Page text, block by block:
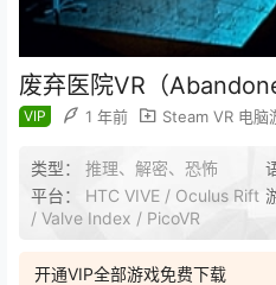
废弃医院VR（
VIP 1 年前 Steam VR 电脑
类型： 推理、解密、恐怖
平台： HTC VIVE / Oculus Rift
/ Valve Index / PicoVR
开通VIP全部游戏免费下载